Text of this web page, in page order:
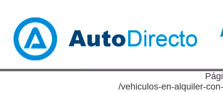
/vehiculos-en-alquiler-